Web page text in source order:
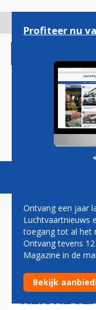
gaan
Magazine
ANVR EN
DEN
Profiteer nu
Ontvang een jaar
Luchtvaartnieuws
toegang tot al het
Ontvang tevens
Magazine in de
Bekijk